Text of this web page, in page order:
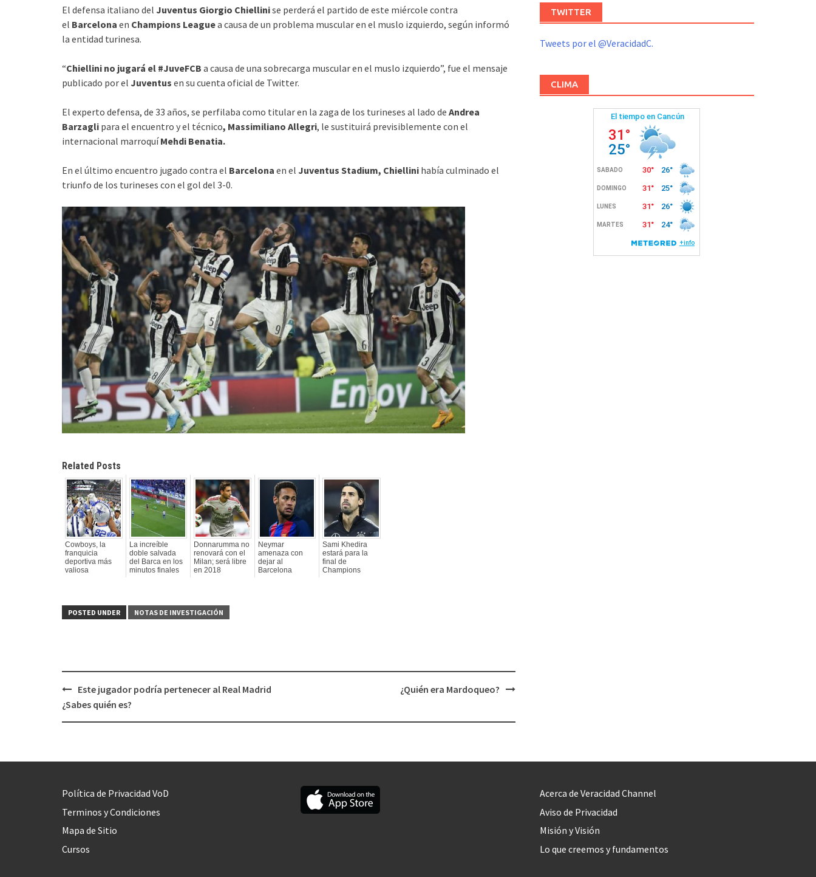
El defensa italiano del Juventus Giorgio Chiellinise perderá el partido de este miércole contra
el Barcelona en Champions Leaguea causa de un problema muscular en el muslo izquierdo, según informó
la entidad turinesa.
“Chiellini no jugará el #JuveFCB a causa de una sobrecarga muscular en el muslo izquierdo”, fue el mensaje
publicado por el Juventus en su cuenta oficial de Twitter.
El experto defensa, de 33 años, se perfilaba como titular en la zaga de los turineses al lado de Andrea
Barzagli para el encuentro y el técnico, Massimiliano Allegri, le sustituirá previsiblemente con el
internacional marroquíMehdi Benatia.
En el último encuentro jugado contra el Barcelona en el Juventus Stadium, Chiellini había culminado el
triunfo de los turineses con el gol del 3-0.
Related Posts
Cowboys, la
franquicia
deportiva más
valiosa
La increíble
doble salvada
del Barca en los
minutos finales
Donnarumma no
renovará con el
Milan; será libre
en 2018
Neymar
amenaza con
dejar al
Barcelona
Sami Khedira
estará para la
final de
Champions
POSTED UNDER NOTAS DE INVESTIGACIÓN
Post
navigation
Este jugador podría pertenecer al Real Madrid
¿Sabes quién es?
¿Quién era Mardoqueo?
TWITTER
Tweets por el @VeracidadC.
CLIMA
Política de Privacidad VoD
Terminos y Condiciones
Mapa de Sitio
Cursos
Acerca de Veracidad Channel
Aviso de Privacidad
Misión y Visión
Lo que creemos y fundamentos